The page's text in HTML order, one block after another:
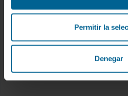
Permitir la
Denegar
Our Researchers
Technology platforms